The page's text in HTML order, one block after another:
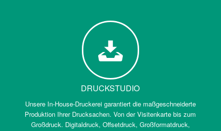
DRUCKSTUDIO
Unsere In-House-Druckerei garantiert die maßgeschneiderte
Produktion Ihrer Drucksachen. Von der Visitenkarte bis zum
Großdruck. Digitaldruck, Offsetdruck, Großformatdruck,